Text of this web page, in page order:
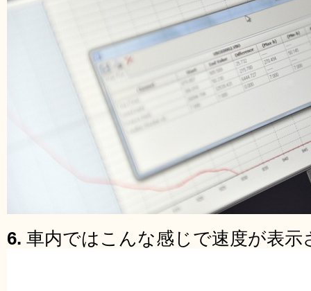
6. 車内ではこんな感じで速度が表示